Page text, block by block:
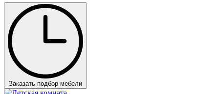
Заказать подбор мебели